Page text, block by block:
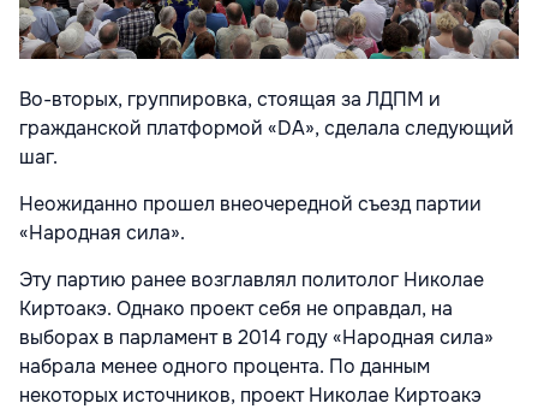
Во-вторых, группировка, стоящая за ЛДПМ и
гражданской платформой «DA», сделала следующий
шаг.
Неожиданно прошел внеочередной съезд партии
«Народная сила».
Эту партию ранее возглавлял политолог Николае
Киртоакэ. Однако проект себя не оправдал, на
выборах в парламент в 2014 году «Народная сила»
набрала менее одного процента. По данным
некоторых источников, проект Николае Киртоакэ